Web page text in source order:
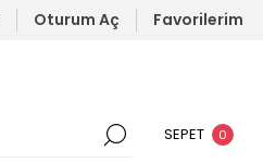
Oturum Aç Favorilerim
SEPET 0